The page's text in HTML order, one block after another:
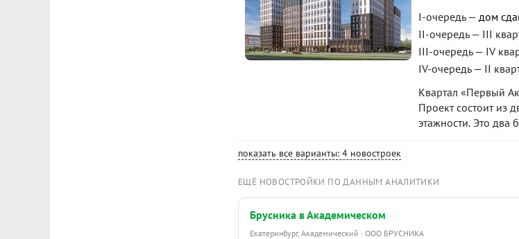
I-очередь — дом
II-очередь — III
III-очередь — IV
IV-очередь — II
Квартал «Первый
Проект состоит из
этажности. Это
показать все варианты: 4 новостроек
ЕЩЁ НОВОСТРОЙКИ ПО ДАННЫМ АНАЛИТИКИ
Брусника в Академическом
Екатеринбург, Академический · ООО БРУСНИКА